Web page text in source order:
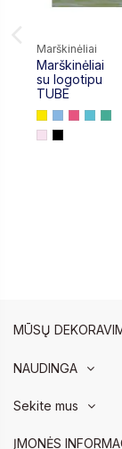
Marškinėliai
Marškinėliai
su logotipu
TUBE
MŪSŲ
NAUDINGA
Sekite mus
ĮMONĖS